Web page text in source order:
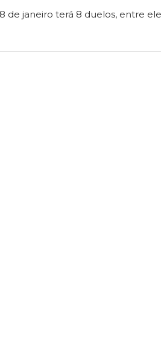
de janeiro terá 8 duelos, entre